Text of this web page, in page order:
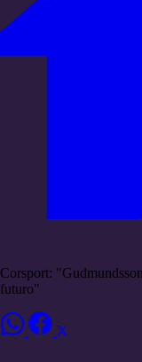
Corsport:
futuro"